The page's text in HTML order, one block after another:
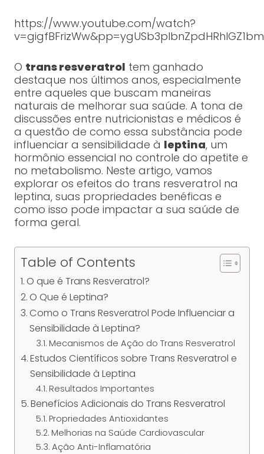
https://www.youtube.com/watch?
O trans resveratrol tem ganhado
destaque nos últimos anos, especialmente
entre aqueles que buscam maneiras
naturais de melhorar sua saúde. A tona de
discussões entre nutricionistas e médicos é
a questão de como essa substância pode
influenciar a sensibilidade à leptina, um
hormônio essencial no controle do apetite e
no metabolismo. Neste artigo, vamos
explorar os efeitos do trans resveratrol na
leptina, suas propriedades benéficas e
como isso pode impactar a sua saúde de
forma geral.
Table of Contents
O que é Trans Resveratrol?
O Que é Leptina?
Como o Trans Resveratrol Pode Influenciar a
Sensibilidade à Leptina?
Mecanismos de Ação do Trans Resveratrol
Estudos Científicos sobre Trans Resveratrol e
Sensibilidade à Leptina
Resultados Importantes
Benefícios Adicionais do Trans Resveratrol
Propriedades Antioxidantes
Melhorias na Saúde Cardiovascular
Ação Anti-Inflamatória